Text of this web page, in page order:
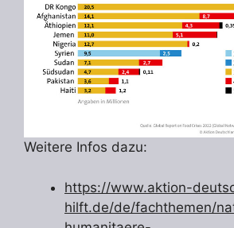
Weitere Infos dazu:
https://www.aktion-
hilft.de/de/fachthemen/